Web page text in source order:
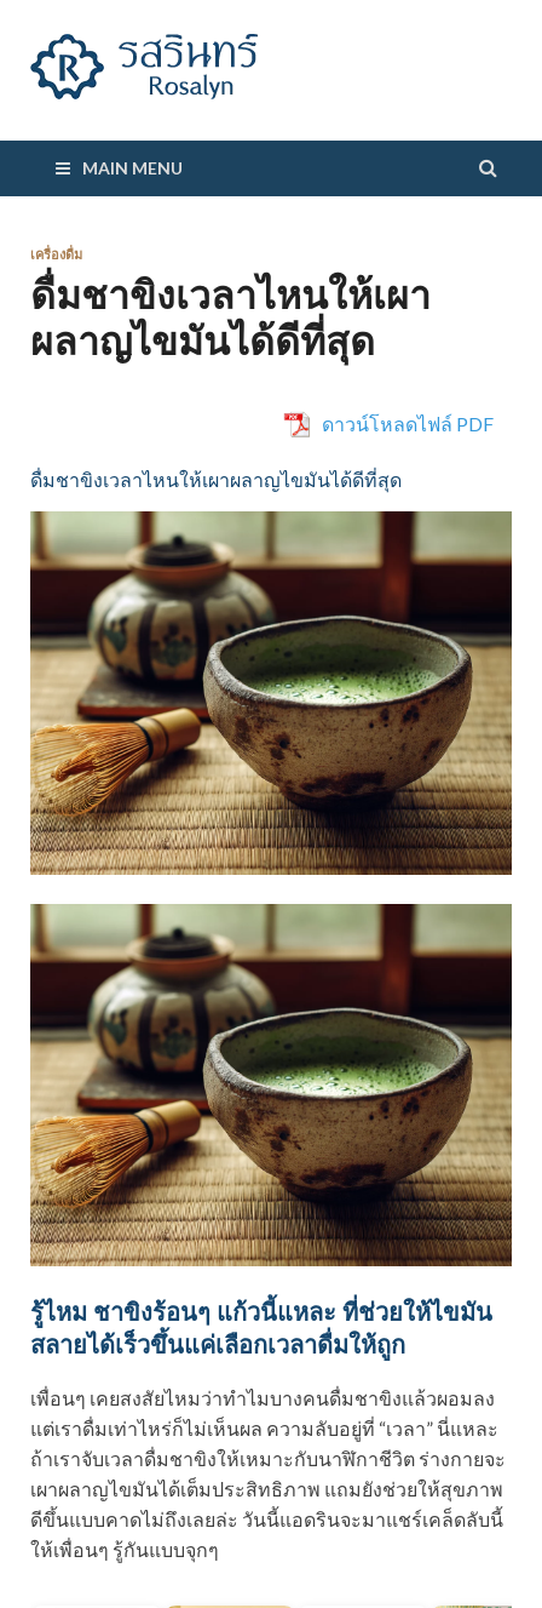
MAIN MENU
เครื่องดื่ม
ดื่มชาขิงเวลาไหนให้เผา
ผลาญไขมันได้ดีที่สุด
ดาวน์โหลดไฟล์ PDF
ดื่มชาขิงเวลาไหนให้เผาผลาญไขมันได้ดีที่สุด
รู้ไหม ชาขิงร้อนๆ แก้วนี้แหละ ที่ช่วยให้ไขมัน
สลายได้เร็วขึ้นแค่เลือกเวลาดื่มให้ถูก
เพื่อนๆ เคยสงสัยไหมว่าทำไมบางคนดื่มชาขิงแล้วผอมลง
แต่เราดื่มเท่าไหร่ก็ไม่เห็นผล ความลับอยู่ที่ “เวลา” นี่แหละ
ถ้าเราจับเวลาดื่มชาขิงให้เหมาะกับนาฬิกาชีวิต ร่างกายจะ
เผาผลาญไขมันได้เต็มประสิทธิภาพ แถมยังช่วยให้สุขภาพ
ดีขึ้นแบบคาดไม่ถึงเลยล่ะ วันนี้แอดรินจะมาแชร์เคล็ดลับนี้
ให้เพื่อนๆ รู้กันแบบจุกๆ